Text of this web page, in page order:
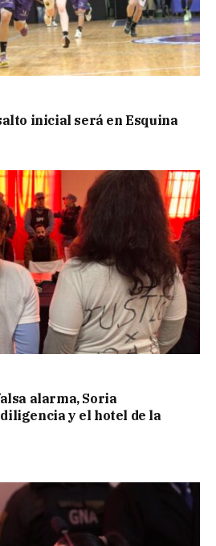
inicial será en Esquina
alarma, Soria
y el hotel de la